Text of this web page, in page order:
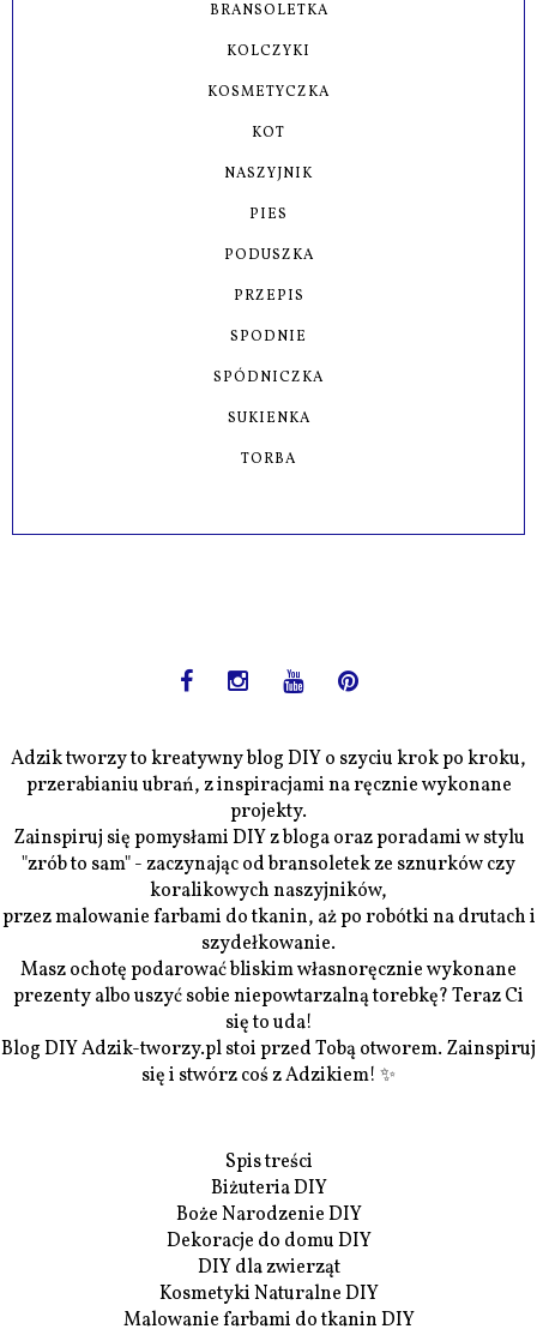
BRANSOLETKA
KOLCZYKI
KOSMETYCZKA
KOT
NASZYJNIK
PIES
PODUSZKA
PRZEPIS
SPODNIE
SPÓDNICZKA
SUKIENKA
TORBA
Adzik tworzy to kreatywny blog DIY o szyciu krok po kroku,
przerabianiu ubrań, z inspiracjami na ręcznie wykonane
projekty.
Zainspiruj się pomysłami DIY z bloga oraz poradami w stylu
"zrób to sam" - zaczynając od bransoletek ze sznurków czy
koralikowych naszyjników,
przez malowanie farbami do tkanin, aż po robótki na drutach i
szydełkowanie.
Masz ochotę podarować bliskim własnoręcznie wykonane
prezenty albo uszyć sobie niepowtarzalną torebkę? Teraz Ci
się to uda!
Blog DIY Adzik-tworzy.pl stoi przed Tobą otworem. Zainspiruj
się i stwórz coś z Adzikiem! ✨
Spis treści
Biżuteria DIY
Boże Narodzenie DIY
Dekoracje do domu DIY
DIY dla zwierząt
Kosmetyki Naturalne DIY
Malowanie farbami do tkanin DIY